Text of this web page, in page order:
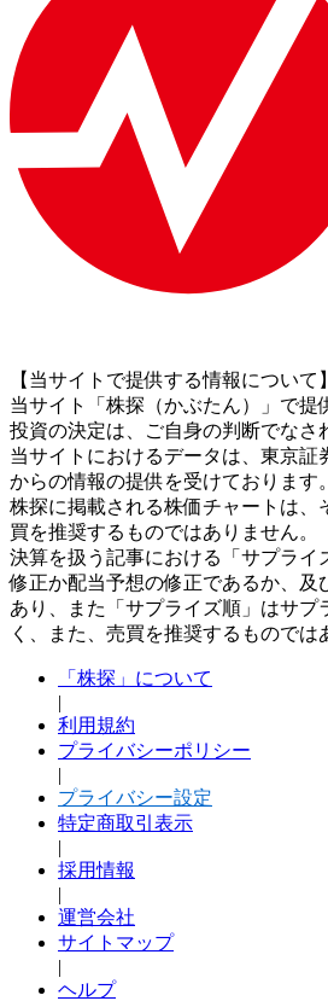
【当サイトで提供する情報について】
当サイト「株探（かぶたん）」で提
投資の決定は、ご自身の判断でなさ
当サイトにおけるデータは、東京証
からの情報の提供を受けております
株探に掲載される株価チャートは
買を推奨するものではありません。
決算を扱う記事における「サプラ
修正か配当予想の修正であるか、
あり、また「サプライズ順」はサ
く、また、売買を推奨するものでは
「株探」について
|
利用規約
プライバシーポリシー
|
プライバシー設定
特定商取引表示
|
採用情報
|
運営会社
サイトマップ
|
ヘルプ